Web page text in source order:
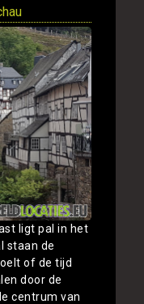
ligt pal in het
staan de
of de tijd
door de
centrum van